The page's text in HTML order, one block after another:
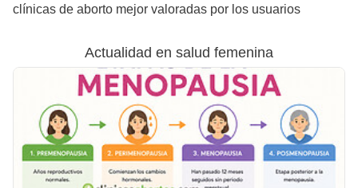
clínicas de aborto mejor valoradas por los usuarios
Actualidad en salud femenina